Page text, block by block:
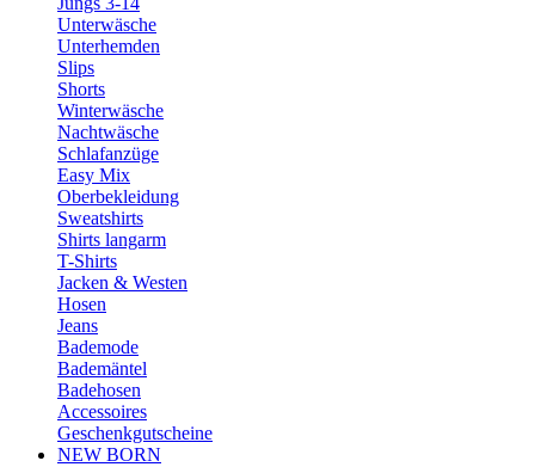
Unterwäsche
Unterhemden
Slips
Shorts
Winterwäsche
Nachtwäsche
Schlafanzüge
Easy Mix
Oberbekleidung
Sweatshirts
Shirts langarm
T-Shirts
Jacken & Westen
Hosen
Jeans
Bademode
Bademäntel
Badehosen
Accessoires
Geschenkgutscheine
NEW BORN